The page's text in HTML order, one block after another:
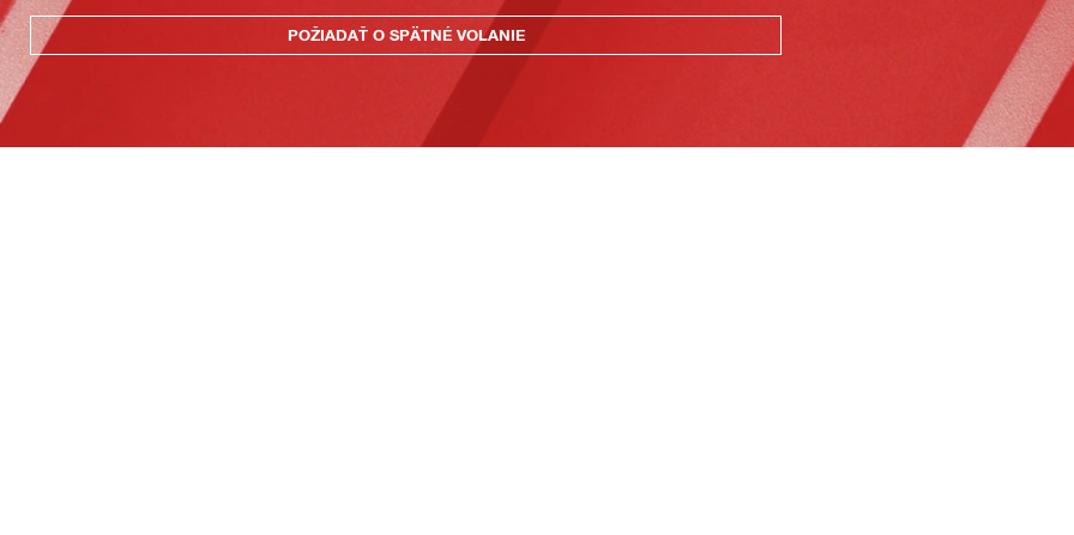
POŽIADAŤ O SPÄTNÉ VOLANIE